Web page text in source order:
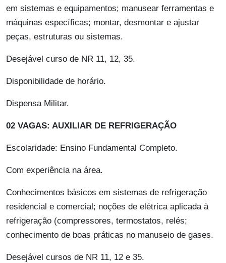
em sistemas e equipamentos; manusear ferramentas e
máquinas específicas; montar, desmontar e ajustar
peças, estruturas ou sistemas.
Desejável curso de NR 11, 12, 35.
Disponibilidade de horário.
Dispensa Militar.
02 VAGAS: AUXILIAR DE REFRIGERAÇÃO
Escolaridade: Ensino Fundamental Completo.
Com experiência na área.
Conhecimentos básicos em sistemas de refrigeração
residencial e comercial; noções de elétrica aplicada à
refrigeração (compressores, termostatos, relés;
conhecimento de boas práticas no manuseio de gases.
Desejável cursos de NR 11, 12 e 35.